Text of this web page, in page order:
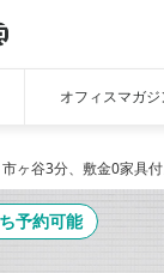
オフィスマガジ
市ヶ谷3分、敷金0家具
予約可能